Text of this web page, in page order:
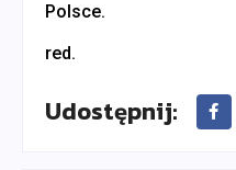
Polsce.
red.
Udostępnij: